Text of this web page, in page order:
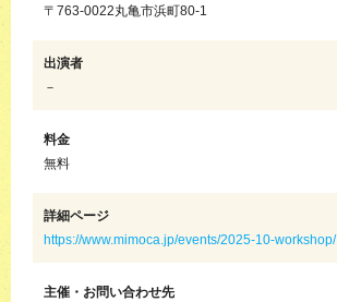
〒763-0022丸亀市浜町80-1
出演者
－
料金
無料
詳細ページ
https://www.mimoca.jp/events/2025-10-workshop/
主催・お問い合わせ先